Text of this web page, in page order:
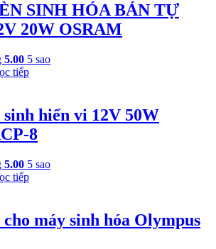
SINH HÓA BÁN TỰ
20W OSRAM
5.00 5 sao
tiếp
sinh hiển vi 12V 50W
8
5.00 5 sao
tiếp
cho máy sinh hóa Olympus